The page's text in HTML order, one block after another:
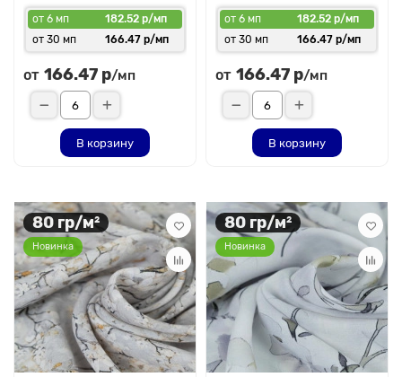
от 6 мп
182.52 р/мп
от 30 мп
166.47 р/мп
от 166.47 р/мп
В корзину
от 6 мп
182.52 р/мп
от 30 мп
166.47 р/мп
от 166.47 р/мп
В корзину
80 гр/м²
Новинка
80 гр/м²
Новинка